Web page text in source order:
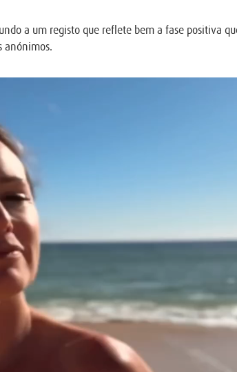
a um registo que reflete bem a fase positiva
anónimos.